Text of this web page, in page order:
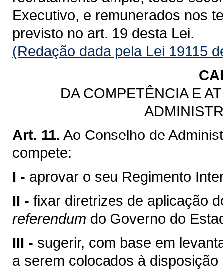
Executivo, e remunerados nos
previsto no art. 19 desta Lei.
(Redação dada pela Lei 19115
DA COMPETÊNCIA E
Art. 11. Ao Conselho de
compete:
I - aprovar o seu Regimento
II - fixar diretrizes de aplicação
referendum do Governo do
III - sugerir, com base em
a serem colocados à